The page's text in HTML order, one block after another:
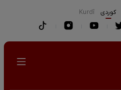
كوردی Kurdî